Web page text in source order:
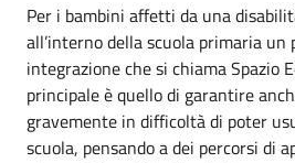
Per i bambini affetti da una
all’interno della scuola primaria un
integrazione che si chiama Spazio
principale è quello di garantire
gravemente in difficoltà di poter
scuola, pensando a dei percorsi di